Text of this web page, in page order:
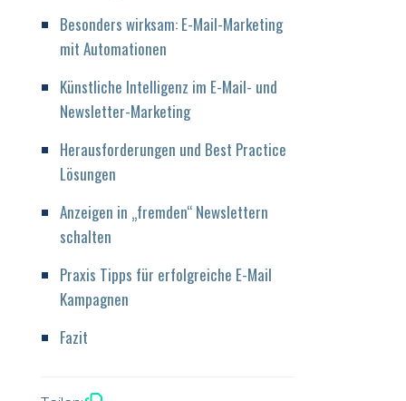
Besonders wirksam: E-Mail-Marketing
mit Automationen
Künstliche Intelligenz im E-Mail- und
Newsletter-Marketing
Herausforderungen und Best Practice
Lösungen
Anzeigen in „fremden“ Newslettern
schalten
Praxis Tipps für erfolgreiche E-Mail
Kampagnen
Fazit